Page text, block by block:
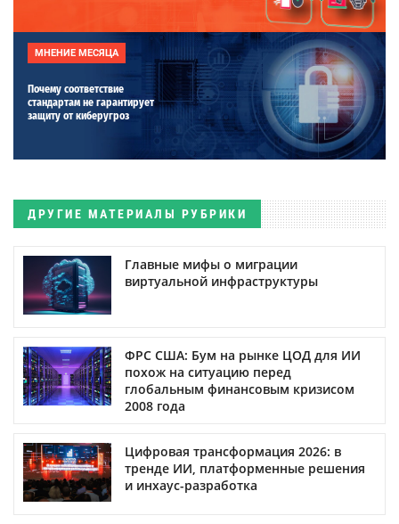
МНЕНИЕ МЕСЯЦА
Почему соответствие
стандартам не гарантирует
защиту от киберугроз
ДРУГИЕ МАТЕРИАЛЫ РУБРИКИ
Главные мифы о миграции
виртуальной инфраструктуры
ФРС США: Бум на рынке ЦОД для ИИ
похож на ситуацию перед
глобальным финансовым кризисом
2008 года
Цифровая трансформация 2026: в
тренде ИИ, платформенные решения
и инхаус-разработка